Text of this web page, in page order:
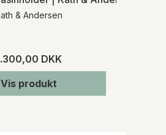
& Andersen
DKK
Vis produkt